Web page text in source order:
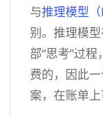
与推理模型
别。推理模
部“思考”过
费的，因此
案，在账单